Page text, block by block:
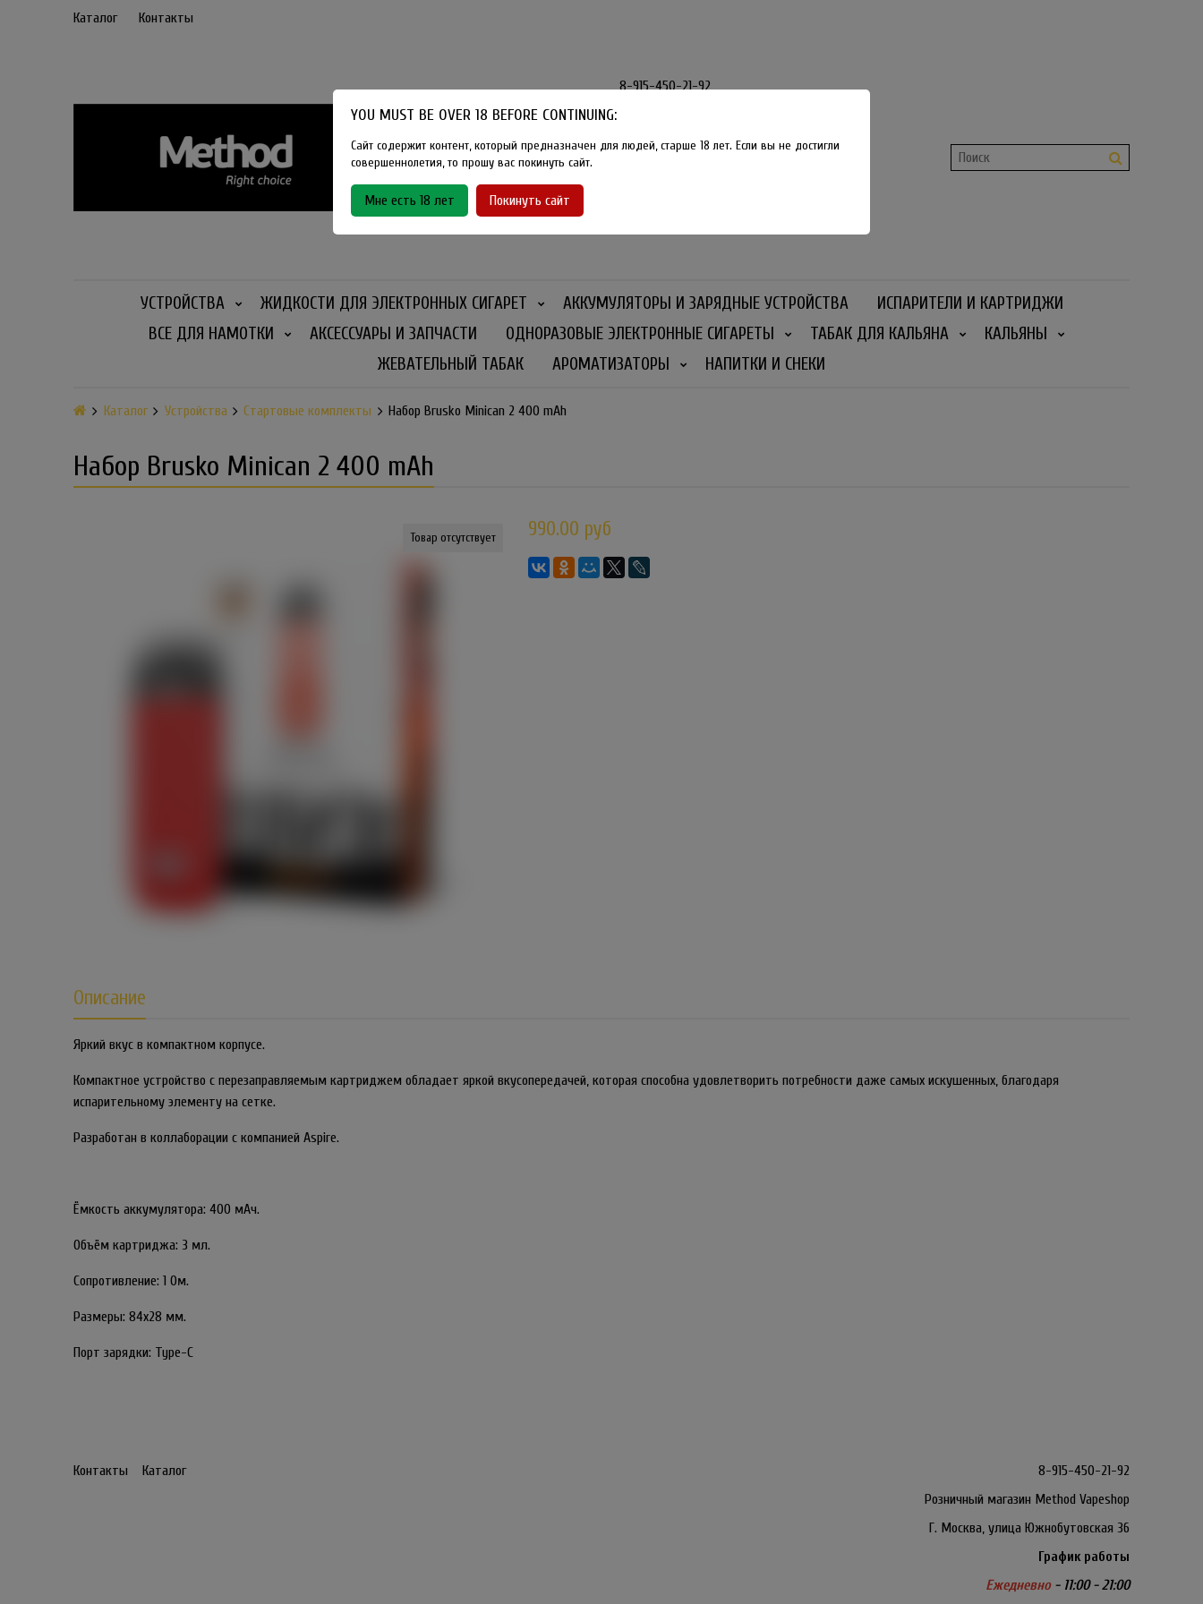
Каталог Контакты
8-915-450-21-92
Г. Москва, улица Южнобутовская 36
УСТРОЙСТВА ЖИДКОСТИ ДЛЯ ЭЛЕКТРОННЫХ СИГАРЕТ АККУМУЛЯТОРЫ И ЗАРЯДНЫЕ УСТРОЙСТВА
ИСПАРИТЕЛИ И КАРТРИДЖИ
ВСЕ ДЛЯ НАМОТКИ
АКСЕССУАРЫ И ЗАПЧАСТИ ОДНОРАЗОВЫЕ ЭЛЕКТРОННЫЕ СИГАРЕТЫ ТАБАК ДЛЯ КАЛЬЯНА
КАЛЬЯНЫ
ЖЕВАТЕЛЬНЫЙ ТАБАК
АРОМАТИЗАТОРЫ НАПИТКИ И СНЕКИ
Каталог Устройства Стартовые комплекты Набор Brusko Minican 2 400 mAh
Набор Brusko Minican 2 400 mAh
Товар отсутствует 990.00 руб
Описание
Яркий вкус в компактном корпусе.
Компактное устройство с перезаправляемым картриджем обладает яркой вкусопередачей, которая способна удовлетворить потребности даже самых искушенных, благодаря
испарительному элементу на сетке.
Разработан в коллаборации с компанией Aspire.
Ёмкость аккумулятора: 400 мАч.
Объём картриджа: 3 мл.
Сопротивление: 1 Ом.
Размеры: 84х28 мм.
Порт зарядки: Type-C
Контакты Каталог
8-915-450-21-92
Розничный магазин Method Vapeshop
Г. Москва, улица Южнобутовская 36
График работы
Ежедневно- 11:00 - 21:00
YOU MUST BE OVER 18 BEFORE CONTINUING:
Сайт содержит контент, который предназначен для людей, старше 18 лет. Если вы не достигли
совершеннолетия, то прошу вас покинуть сайт.
Мне есть 18 лет Покинуть сайт